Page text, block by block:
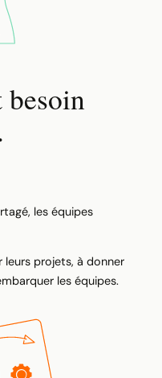
besoin
les équipes
leurs projets, à donner
les équipes.